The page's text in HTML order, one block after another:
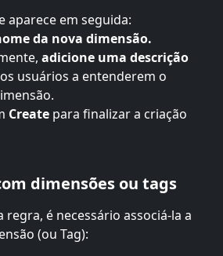
aparece em seguida:
da nova dimensão.
adicione uma descrição
usuários a entenderem o
Create para finalizar a criação
dimensões ou tags
regra, é necessário associá-la a
(ou Tag):